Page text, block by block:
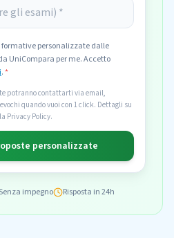
formative personalizzate dalle
UniCompara per me. Accetto
.*
potranno contattarti via email,
quando vuoi con 1 click. Dettagli su
Privacy Policy.
personalizzate
impegno Risposta in 24h